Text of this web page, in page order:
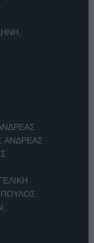
ΑΝΔΡΕΑΣ